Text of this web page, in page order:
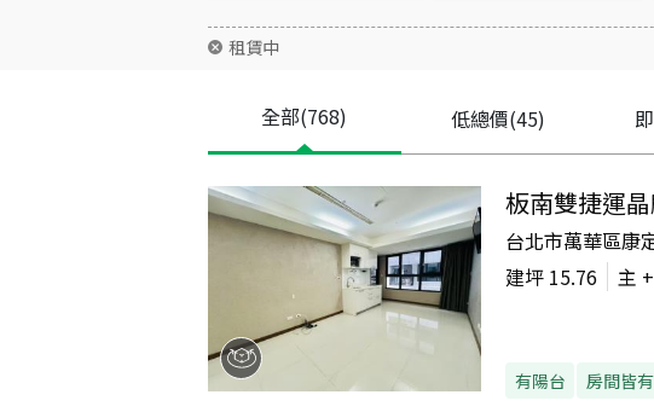
租賃中
全部(768) 低總價(45)
板南雙捷運
台北市萬華區康
建坪 15.76 主
有陽台 房間皆